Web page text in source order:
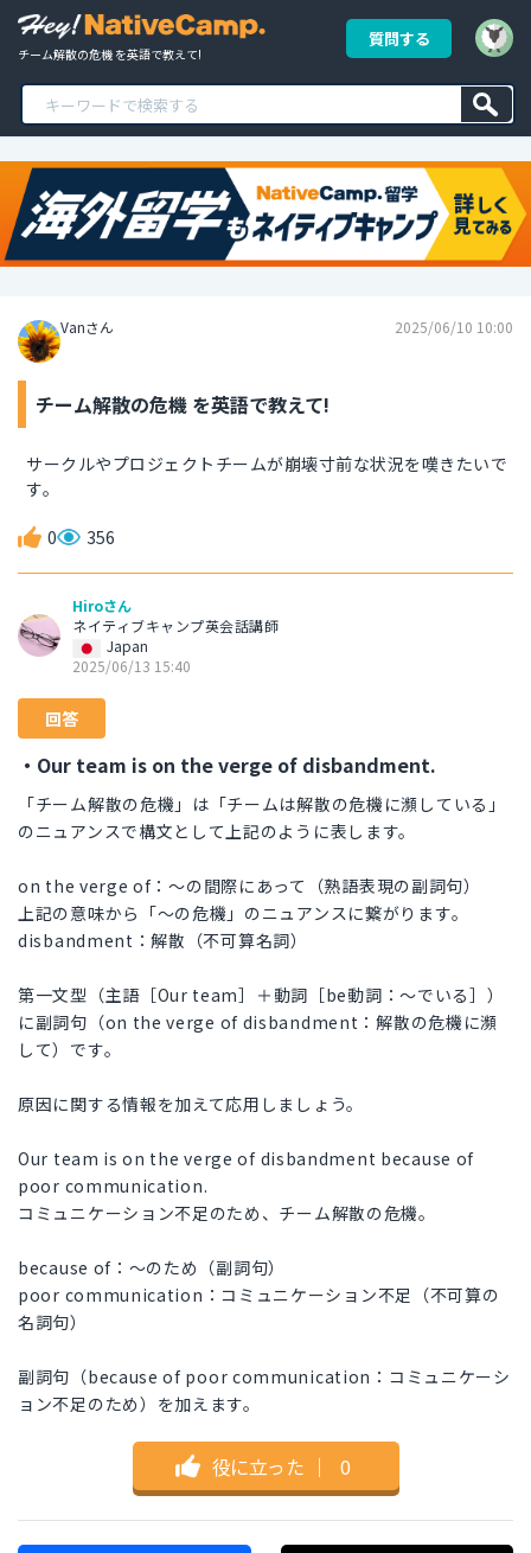
チーム解散の危機 を英語で教えて!
質問する
Vanさん 2025/06/10 10:00
チーム解散の危機 を英語で教えて!
サークルやプロジェクトチームが崩壊寸前な状況を嘆きたいで
す。
0 356
Hiroさん
ネイティブキャンプ英会話講師
Japan
2025/06/13 15:40
回答
・Our team is on the verge of disbandment.
「チーム解散の危機」は「チームは解散の危機に瀕している」
のニュアンスで構文として上記のように表します。
on the verge of：～の間際にあって（熟語表現の副詞句）
上記の意味から「～の危機」のニュアンスに繋がります。
disbandment：解散（不可算名詞）
第一文型（主語［Our team］＋動詞［be動詞：～でいる］）
に副詞句（on the verge of disbandment：解散の危機に瀕
して）です。
原因に関する情報を加えて応用しましょう。
Our team is on the verge of disbandment because of
poor communication.
コミュニケーション不足のため、チーム解散の危機。
because of：～のため（副詞句）
poor communication：コミュニケーション不足（不可算の
名詞句）
副詞句（because of poor communication：コミュニケーシ
ョン不足のため）を加えます。
役に立った ｜ 0